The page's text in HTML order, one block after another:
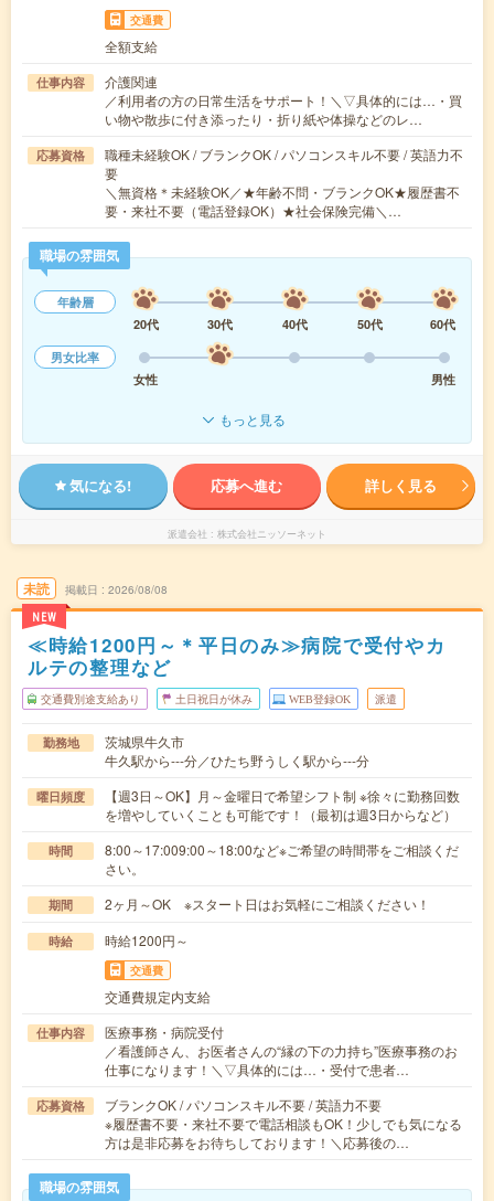
交通費
全額支給
仕事内容
介護関連
／利用者の方の日常生活をサポート！＼▽具体的には…・買
い物や散歩に付き添ったり・折り紙や体操などのレ…
応募資格
職種未経験OK / ブランクOK / パソコンスキル不要 / 英語力不
要
＼無資格＊未経験OK／★年齢不問・ブランクOK★履歴書不
要・来社不要（電話登録OK）★社会保険完備＼…
職場の雰囲気
年齢層
20代
30代 40代 50代
60代
男女比率
女性
男性
もっと見る
気になる! 応募へ進む 詳しく見る
派遣会社 株式会社ニッソーネット
未読
NEW
掲載日 2026/08/08
≪時給1200円～＊平日のみ≫病院で受付やカ
ルテの整理など
交通費別途支給あり 土日祝日が休み WEB登録OK 派遣
勤務地
茨城県牛久市
牛久駅から---分／ひたち野うしく駅から---分
曜日頻度
【週3日～OK】月～金曜日で希望シフト制 ※徐々に勤務回数
を増やしていくことも可能です！（最初は週3日からなど）
時間
8:00～17:009:00～18:00など※ご希望の時間帯をご相談くだ
さい。
期間 2ヶ月～OK ※スタート日はお気軽にご相談ください！
時給 時給1200円～
交通費
交通費規定内支給
仕事内容
医療事務・病院受付
／看護師さん、お医者さんの“縁の下の力持ち”医療事務のお
仕事になります！＼▽具体的には…・受付で患者…
応募資格
ブランクOK / パソコンスキル不要 / 英語力不要
※履歴書不要・来社不要で電話相談もOK！少しでも気になる
方は是非応募をお待ちしております！＼応募後の…
職場の雰囲気